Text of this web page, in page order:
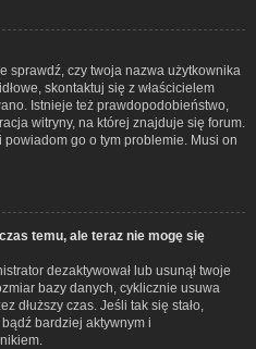
sprawdź, czy twoja nazwa użytkownika
skontaktuj się z właścicielem
Istnieje też prawdopodobieństwo,
witryny, na której znajduje się forum.
go o tym problemie. Musi on
temu, ale teraz nie mogę się
dezaktywował lub usunął twoje
bazy danych, cyklicznie usuwa
dłuższy czas. Jeśli tak się stało,
bardziej aktywnym i